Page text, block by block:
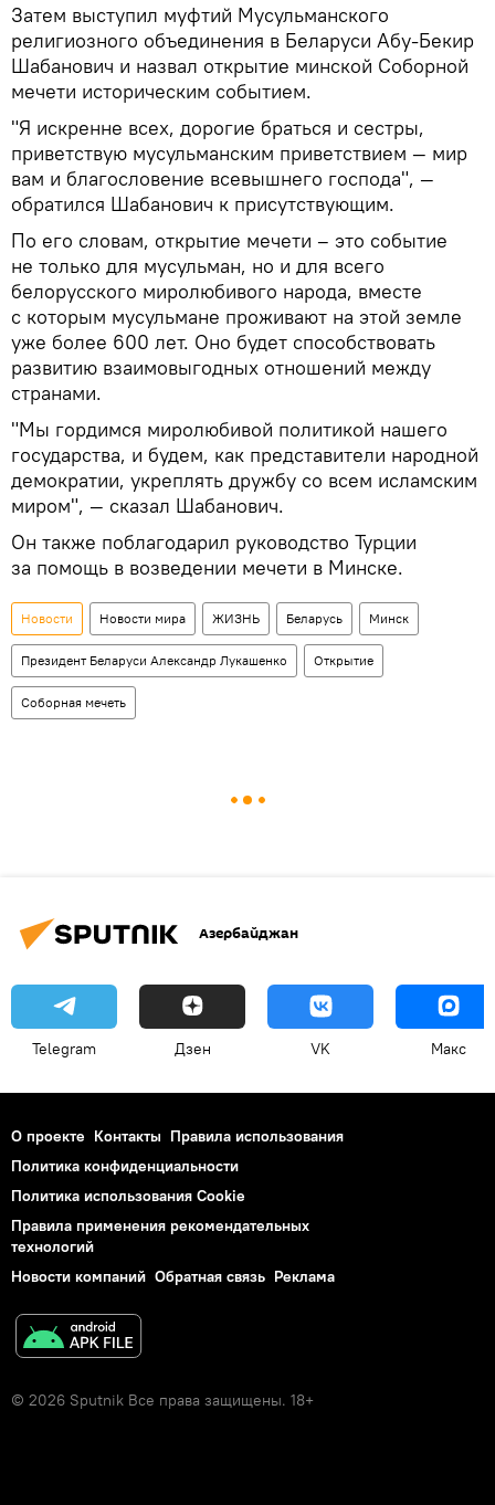
Затем выступил муфтий Мусульманского
религиозного объединения в Беларуси Абу-Бекир
Шабанович и назвал открытие минской Соборной
мечети историческим событием.
"Я искренне всех, дорогие браться и сестры,
приветствую мусульманским приветствием — мир
вам и благословение всевышнего господа", —
обратился Шабанович к присутствующим.
По его словам, открытие мечети – это событие
не только для мусульман, но и для всего
белорусского миролюбивого народа, вместе
с которым мусульмане проживают на этой земле
уже более 600 лет. Оно будет способствовать
развитию взаимовыгодных отношений между
странами.
"Мы гордимся миролюбивой политикой нашего
государства, и будем, как представители народной
демократии, укреплять дружбу со всем исламским
миром", — сказал Шабанович.
Он также поблагодарил руководство Турции
за помощь в возведении мечети в Минске.
Новости Новости мира ЖИЗНЬ Беларусь Минск
Президент Беларуси Александр Лукашенко Открытие
Соборная мечеть
Азербайджан
Telegram Дзен VK Макс
О проекте Контакты Правила использования
Политика конфиденциальности
Политика использования Cookie
Правила применения рекомендательных
технологий
Новости компаний Обратная связь Реклама
© 2026 Sputnik Все права защищены. 18+